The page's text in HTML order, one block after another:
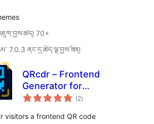
70+
7.0.3 ནང་དུ་ཚོད་ལྟ་བྱས་ཟིན།
QRcdr – Frontend
Generator for
Custom and (2གདེང་
འཇོག་
ཚང་།
)
visitors a frontend QR code